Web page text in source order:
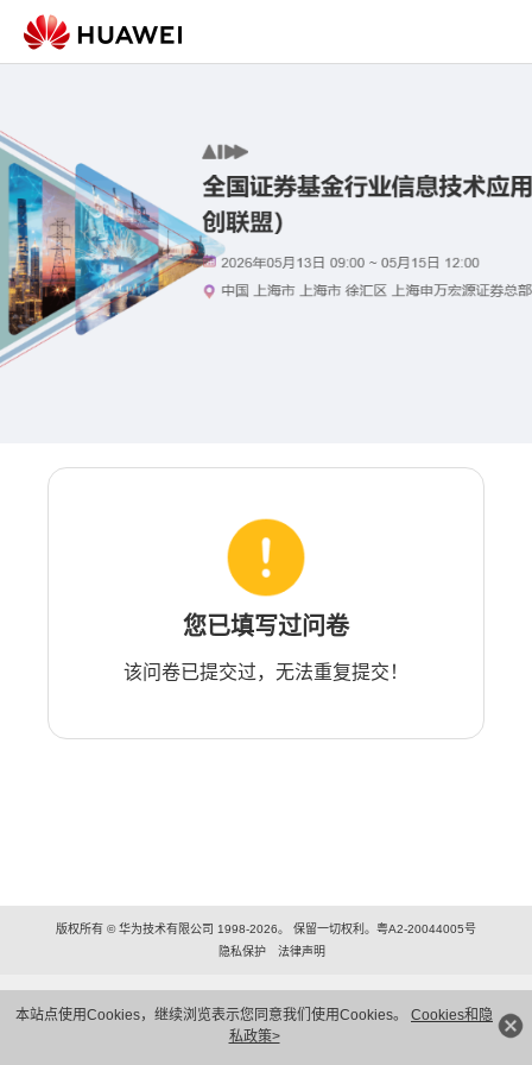
本站点使用Cookies，继续浏览表示您同意我们使用Cookies。 Cookies和隐
私政策>
您已填写过问卷
该问卷已提交过，无法重复提交！
版权所有 © 华为技术有限公司 1998-2026。 保留一切权利。粤A2-20044005号
隐私保护
法律声明